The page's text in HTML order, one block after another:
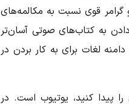
قوی نسبت به مکالمه‌های
به کتاب‌های صوتی آسان‌تر
لغات برای به کار بردن در
پیدا کنید، یوتیوب است. در